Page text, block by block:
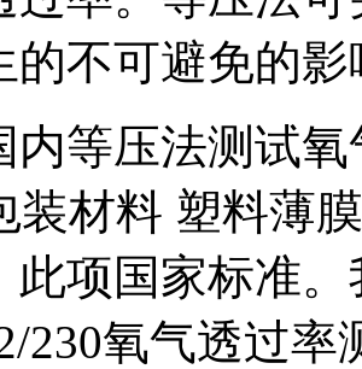
的不可避免的
内等压法测试
装材料 塑料薄
此项国家标准
230氧气透过